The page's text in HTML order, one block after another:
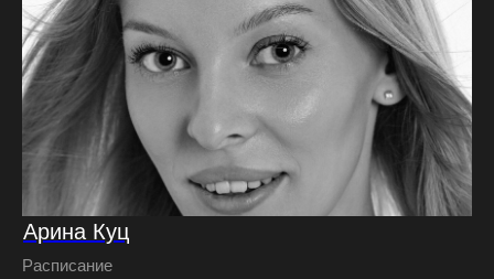
Арина Куц
Расписание